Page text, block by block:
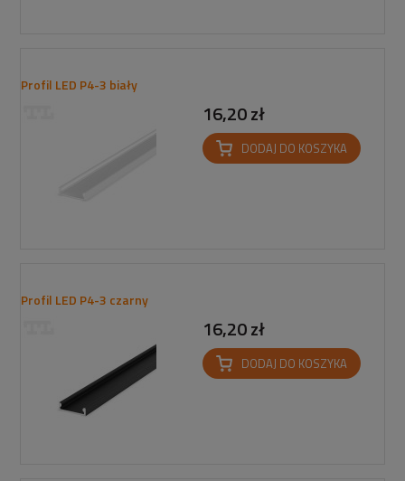
Profil LED P4-3 biały
16,20 zł
DODAJ DO KOSZYKA
Profil LED P4-3 czarny
16,20 zł
DODAJ DO KOSZYKA